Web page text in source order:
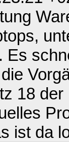
Es
18
ist da